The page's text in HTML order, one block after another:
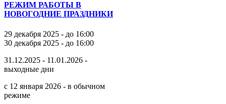
РЕЖИМ РАБОТЫ В
НОВОГОДНИЕ ПРАЗДНИКИ
29 декабря 2025 - до 16:00
30 декабря 2025 - до 16:00
31.12.2025 - 11.01.2026 -
выходные дни
с 12 января 2026 - в обычном
режиме